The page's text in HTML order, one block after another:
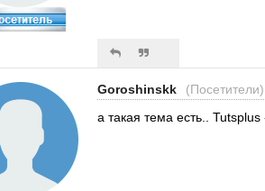
Goroshinskk (Посетители)
а такая тема есть..